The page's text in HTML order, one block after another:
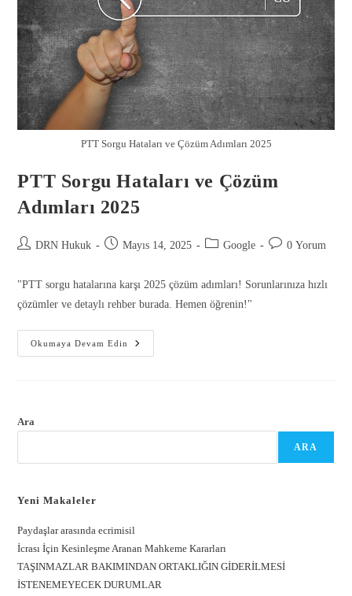
PTT Sorgu Hataları ve Çözüm Adımları 2025
PTT Sorgu Hataları ve Çözüm
Adımları 2025
DRN Hukuk Mayıs 14, 2025 Google 0 Yorum
"PTT sorgu hatalarına karşı 2025 çözüm adımları! Sorunlarınıza hızlı
çözümler ve detaylı rehber burada. Hemen öğrenin!"
Okumaya Devam Edin
Ara
ARA
Yeni Makaleler
Paydaşlar arasında ecrimisil
İcrası İçin Kesinleşme Aranan Mahkeme Kararları
TAŞINMAZLAR BAKIMINDAN ORTAKLIĞIN GİDERİLMESİ
İSTENEMEYECEK DURUMLAR